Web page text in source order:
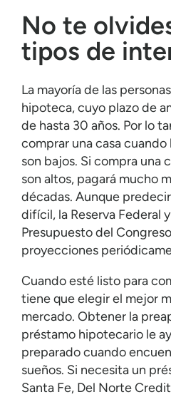
No te
tipos de
La mayoría de las
hipoteca, cuyo plazo de
de hasta 30 años. Por lo
comprar una casa
son bajos. Si compra una
son altos, pagará mucho
décadas. Aunque
difícil, la Reserva Federal
Presupuesto del
proyecciones
Cuando esté listo para
tiene que elegir el mejor
mercado. Obtener la
préstamo hipotecario le
preparado cuando
sueños. Si necesita un
Santa Fe, Del Norte